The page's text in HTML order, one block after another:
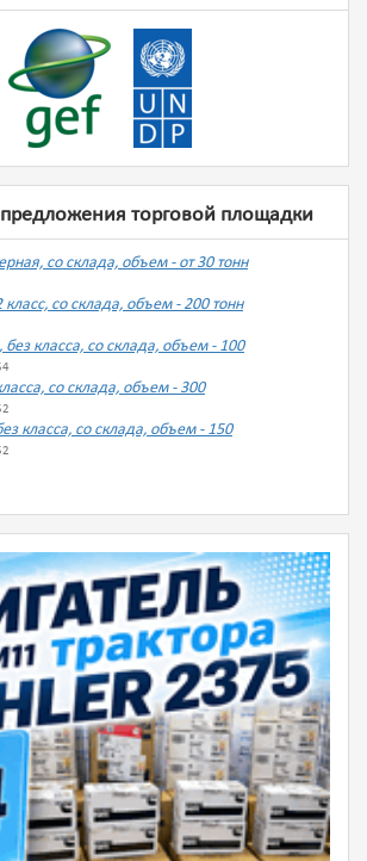
торговой площадки
со склада, объем - от 30 тонн
со склада, объем - 200 тонн
класса, со склада, объем - 100
со склада, объем - 300
класса, со склада, объем - 150